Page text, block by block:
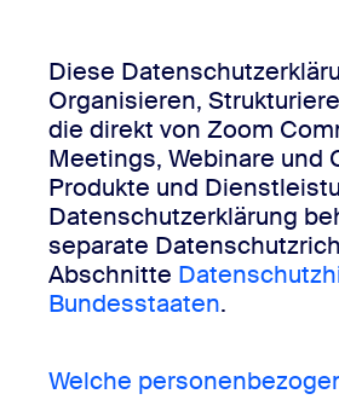
Auf dem Desktop installieren
Download-Center
Kontakt
Diese
Organisieren,
die direkt von Zoom
Meetings, Webinare und
Produkte und
Datenschutzerklärung
separate
Abschnitte
Bundesstaaten.
Welche